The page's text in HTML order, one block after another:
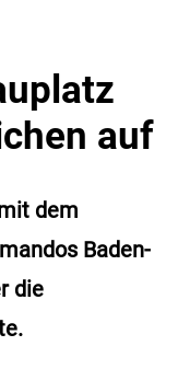
auf
dem
Baden-
die